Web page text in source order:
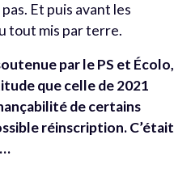
Et puis avant les
tout mis par terre.
par le PS et Écolo,
que celle de 2021
de certains
réinscription. C’était